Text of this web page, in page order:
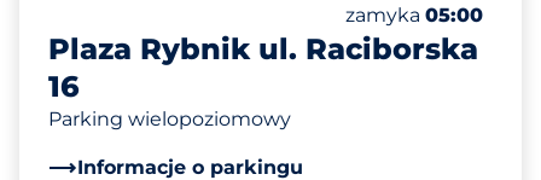
Plaza Rybnik ul. Raciborska
16
Parking wielopoziomowy
Informacje o parkingu
Liczba miejsc
Całkowita liczba
Sobota
zamyka 05:00